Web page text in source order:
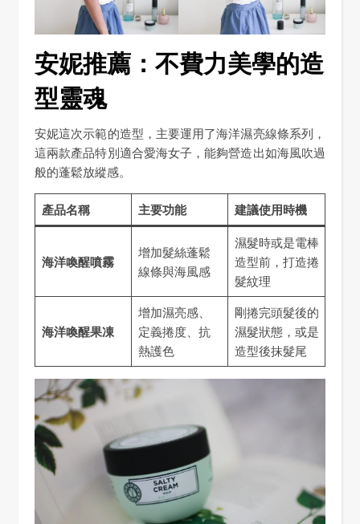
安妮推薦：不費力美學的造
型靈魂
安妮這次示範的造型，主要運用了海洋濕亮線條系列，
這兩款產品特別適合愛海女子，能夠營造出如海風吹過
般的蓬鬆放縱感。
產品名稱 主要功能 建議使用時機
海洋喚醒噴霧
增加髮絲蓬鬆
線條與海風感
濕髮時或是電棒
造型前，打造捲
髮紋理
海洋喚醒果凍
增加濕亮感、
定義捲度、抗
熱護色
剛捲完頭髮後的
濕髮狀態，或是
造型後抹髮尾